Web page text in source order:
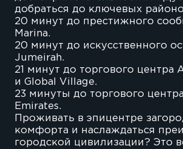
добраться до ключевых
20 минут до престижного
Marina.
20 минут до искусственного
Jumeirah.
21 минут до торгового центра
и Global Village.
23 минуты до торгового
Emirates.
Проживать в эпицентре
комфорта и наслаждаться
городской цивилизации? Это